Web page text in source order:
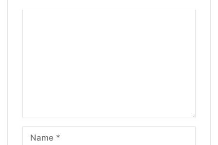
Name